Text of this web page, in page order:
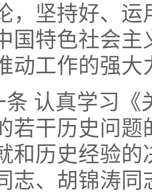
，坚持好、
国特色社会
动工作的强大
条 认真学习《
若干历史问
和历史经验
志、胡锦涛